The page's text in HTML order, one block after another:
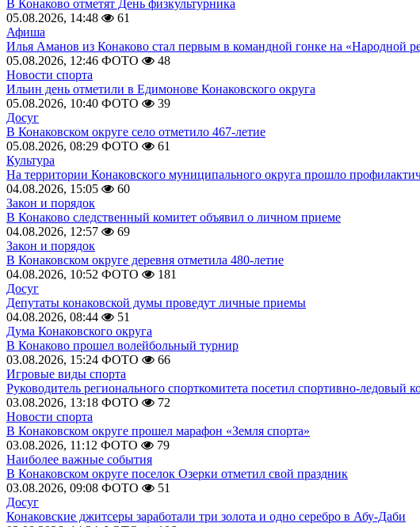
В Конаково отметят День физкультурника
05.08.2026, 14:48
61
Афиша
Илья Аманов из Конаково стал первым в командной гонке на «Народной
05.08.2026, 12:46 ФОТО
48
Новости спорта
Ильин день отметили в Едимонове Конаковского округа
05.08.2026, 10:40 ФОТО
39
Досуг
В Конаковском округе село отметило 467-летие
05.08.2026, 08:29 ФОТО
61
Культура
На территории Конаковского муниципального округа прошло
04.08.2026, 15:05
60
Закон и порядок
В Конаково следственный комитет объявил о личном приеме
04.08.2026, 12:57
69
Закон и порядок
В Конаковском округе деревня отметила 480-летие
04.08.2026, 10:52 ФОТО
181
Досуг
Депутаты конаковской думы проведут личные приемы
04.08.2026, 08:44
51
Дума Конаковского округа
В Конаково прошел волейбольный турнир
03.08.2026, 15:24 ФОТО
66
Игровые виды спорта
Руководитель регионального спорткомитета посетил спортивно-ледовый
03.08.2026, 13:18 ФОТО
72
Новости спорта
В Конаковском округе прошел марафон «Земля спорта»
03.08.2026, 11:12 ФОТО
79
Наиболее важные события
В Конаковском округе поселок Озерки отметил свой праздник
03.08.2026, 09:08 ФОТО
51
Досуг
Конаковские джитсеры заработали три золота и одно серебро в Абу-Даби